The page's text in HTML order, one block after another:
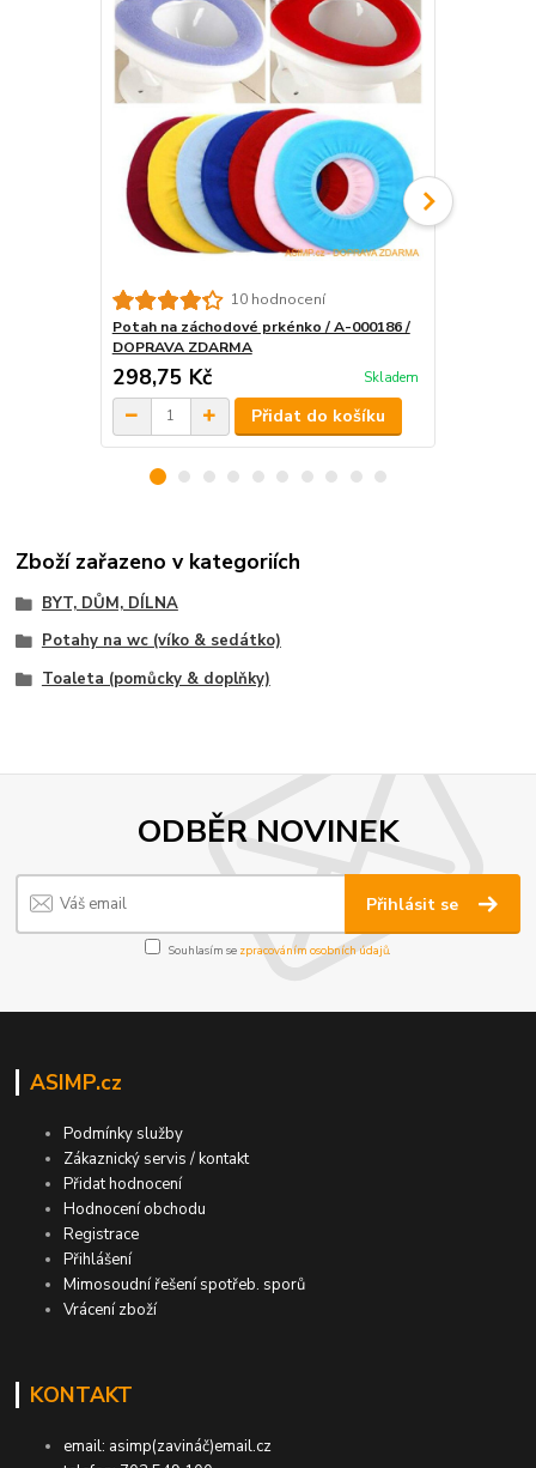
10 hodnocení
Potah na záchodové prkénko / A-000186 /
DOPRAVA ZDARMA
298,75 Kč Skladem
Přidat do košíku
Zboží zařazeno v kategoriích
BYT, DŮM, DÍLNA
Potahy na wc (víko & sedátko)
Toaleta (pomůcky & doplňky)
ODBĚR NOVINEK
Přihlásit se
Souhlasím se zpracováním osobních údajů.
ASIMP.cz
Podmínky služby
Zákaznický servis / kontakt
Přidat hodnocení
Hodnocení obchodu
Registrace
Přihlášení
Mimosoudní řešení spotřeb. sporů
Vrácení zboží
KONTAKT
email: asimp(zavináč)email.cz